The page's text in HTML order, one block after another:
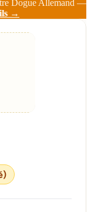
Dogue Allemand —
→